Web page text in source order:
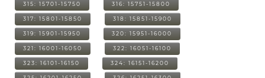
315: 15701-15750 316: 15751-15800
317: 15801-15850 318: 15851-15900
319: 15901-15950 320: 15951-16000
321: 16001-16050 322: 16051-16100
323: 16101-16150 324: 16151-16200